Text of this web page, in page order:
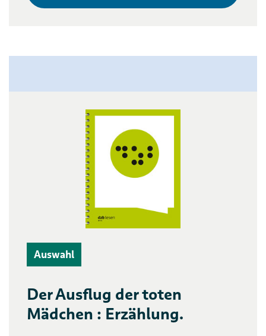
Auswahl
Der Ausflug der toten
Mädchen : Erzählung.